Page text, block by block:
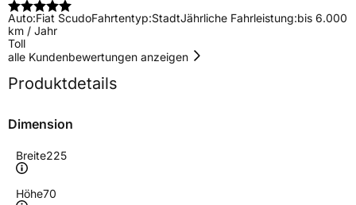
Auto:Fiat ScudoFahrtentyp:StadtJährliche Fahrleistung:bis 6.000
km / Jahr
Toll
alle Kundenbewertungen anzeigen
Produktdetails
Dimension
Breite225
Höhe70